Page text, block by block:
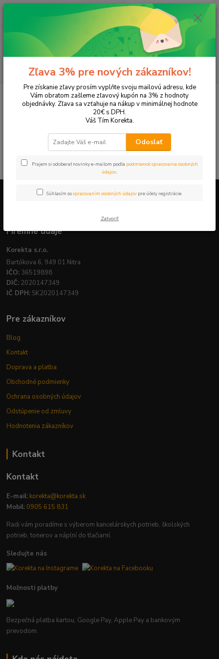
Hľadať
ks
za 0,00 EUR
Tonery a náplne do tlačiarní SAMSUNG ML-1510
V tejto kategórii nebol nájdený žiadny tovar.
Firemné údaje
Korekta s.r.o.
Bartókova 6, 949 01 Nitra
IČO: 36519898
DIČ: 2020147349
IČ DPH: SK2020147349
Pre zákazníkov
Blog
Kontakt
Doprava a platba
Obchodné podmienky
Ochrana osobných údajov
Odstúpenie od zmluvy
Hodnotenia zákazníkov
Kontakt
Kontakt
E-mail: korekta@korekta.sk
Mobil: 0905 615 831
Radi vám poradíme s výberom kancelárskych potrieb, školských
potrieb, tonerov a náplní do tlačiarní.
Sledujte nás
Možnosti platby
Bezpečná platba kartou, Google Pay, Apple Pay a bankovým
prevodom.
Zľava 3% pre nových zákazníkov!
Pre získanie zľavy prosím vyplňte svoju mailovú adresu, kde
Vám obratom zašleme zľavový kupón na 3% z hodnoty
objednávky. Zľava sa vzťahuje na nákup v minimálnej hodnote
20€ s DPH.
Váš Tím Korekta.
Odoslať
Prajem si odoberať novinky e-mailom podľa podmienok spracovania osobných
údajov.
Súhlasím sospracovaním osobných údajov pre účely registrácie.
Zatvoriť